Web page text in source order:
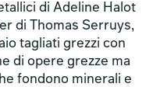
di Adeline Halot
di Thomas Serruys,
tagliati grezzi con
di opere grezze ma
fondono minerali e